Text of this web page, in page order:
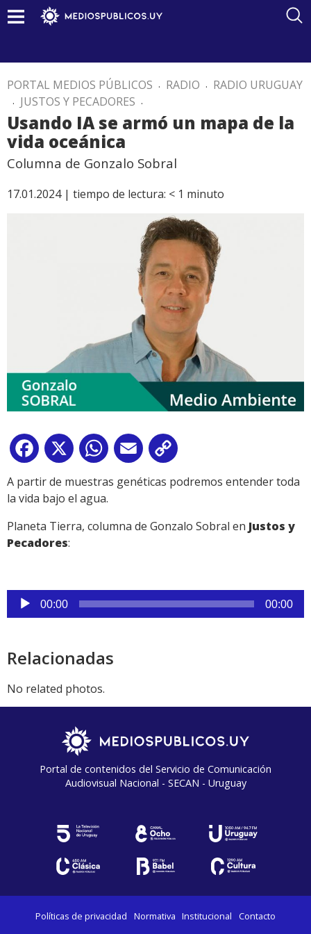
PORTAL MEDIOS PÚBLICOS . RADIO . RADIO URUGUAY
. JUSTOS Y PECADORES .
Usando IA se armó un mapa de la
vida oceánica
Columna de Gonzalo Sobral
17.01.2024 | tiempo de lectura: < 1 minuto
Facebook
X WhatsApp
Email
Link
A partir de muestras genéticas podremos entender toda
la vida bajo el agua.
Planeta Tierra, columna de Gonzalo Sobral en Justos y
Pecadores:
Reproductor
de
00:00 00:00
Relacionadas
No related photos.
Portal de contenidos del Servicio de Comunicación
Audiovisual Nacional - SECAN - Uruguay
Políticas de privacidad Normativa Institucional Contacto